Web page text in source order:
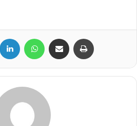
LinkedIn WhatsAppShare via Email